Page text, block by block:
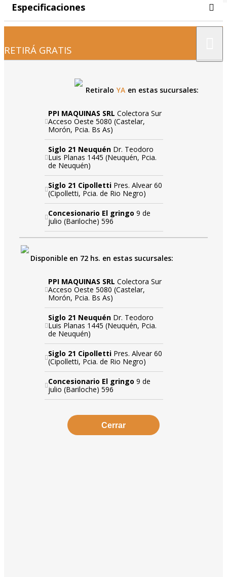
Especificaciones
RETIRÁ GRATIS
Retiralo YA en estas sucursales:
PPI MAQUINAS SRL Colectora Sur
Acceso Oeste 5080 (Castelar,
Morón, Pcia. Bs As)
Siglo 21 Neuquén Dr. Teodoro
Luis Planas 1445 (Neuquén, Pcia.
de Neuquén)
Siglo 21 Cipolletti Pres. Alvear 60
(Cipolletti, Pcia. de Rio Negro)
Concesionario El gringo 9 de
julio (Bariloche) 596
Disponible en 72 hs. en estas sucursales:
PPI MAQUINAS SRL Colectora Sur
Acceso Oeste 5080 (Castelar,
Morón, Pcia. Bs As)
Siglo 21 Neuquén Dr. Teodoro
Luis Planas 1445 (Neuquén, Pcia.
de Neuquén)
Siglo 21 Cipolletti Pres. Alvear 60
(Cipolletti, Pcia. de Rio Negro)
Concesionario El gringo 9 de
julio (Bariloche) 596
Cerrar